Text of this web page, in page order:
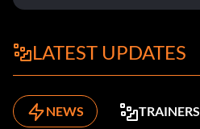
LATEST UPDATES
NEWS TRAINERS